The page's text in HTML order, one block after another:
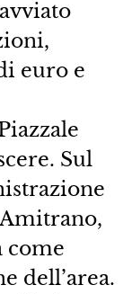
euro e
Sul
come
dell’area.